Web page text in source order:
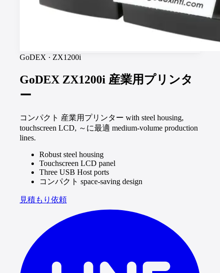
GoDEX · ZX1200i
GoDEX ZX1200i 産業用プリンタ
ー
コンパクト 産業用プリンター with steel housing,
touchscreen LCD, ～に最適 medium-volume production
lines.
Robust steel housing
Touchscreen LCD panel
Three USB Host ports
コンパクト space-saving design
見積もり依頼